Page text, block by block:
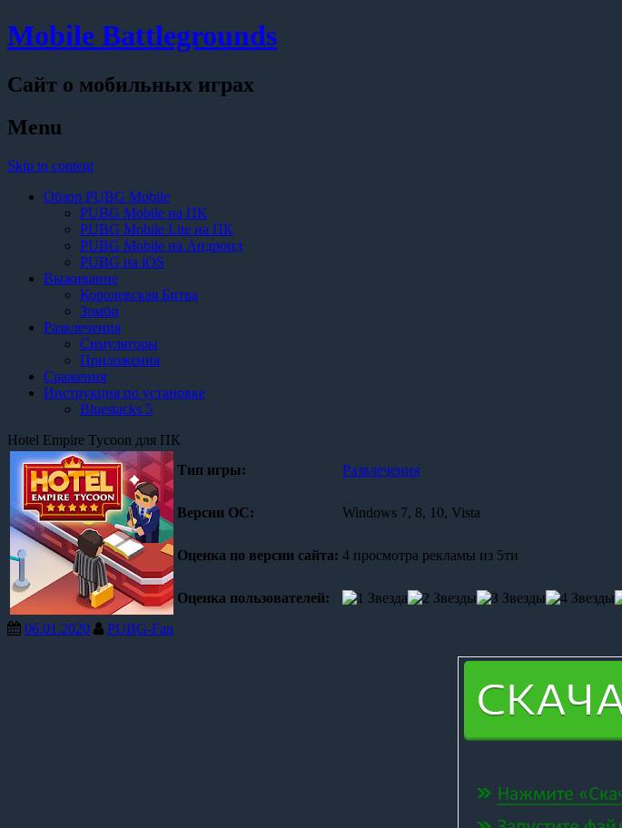
Mobile Battlegrounds
Сайт о мобильных играх
Menu
Skip to content
Обзор PUBG Mobile
PUBG Mobile на ПК
PUBG Mobile Lite на ПК
PUBG Mobile на Андроид
PUBG на iOS
Выживание
Королевская Битва
Зомби
Развлечения
Симуляторы
Приложения
Сражения
Инструкция по установке
Bluestacks 5
Hotel Empire Tycoon для ПК
Тип игры:
Развлечения
Версии OC: Windows 7, 8, 10, Vista
Оценка по версии сайта: 4 просмотра рекламы из 5ти
Оценка пользователей:
06.01.2020
PUBG-Fan